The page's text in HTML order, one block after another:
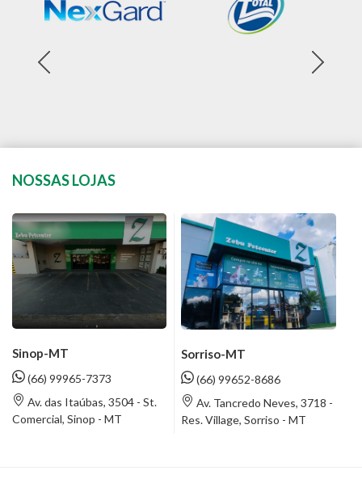
NOSSAS LOJAS
Sinop-MT
(66) 99965-7373
Av. das Itaúbas, 3504 - St.
Comercial, Sinop - MT
Sorriso-MT
(66) 99652-8686
Av. Tancredo Neves, 3718 -
Res. Village, Sorriso - MT